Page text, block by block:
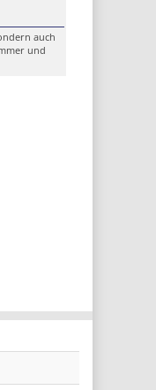
auch
und